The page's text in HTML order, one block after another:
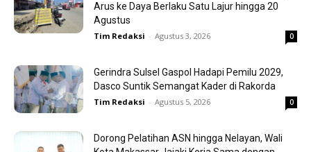
Arus ke Daya Berlaku Satu Lajur hingga 20
Agustus
Tim Redaksi - Agustus 3, 2026 0
Gerindra Sulsel Gaspol Hadapi Pemilu 2029,
Dasco Suntik Semangat Kader di Rakorda
Tim Redaksi - Agustus 5, 2026 0
Dorong Pelatihan ASN hingga Nelayan, Wali